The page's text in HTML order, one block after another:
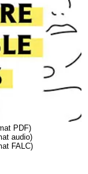
PDF)
audio)
FALC)